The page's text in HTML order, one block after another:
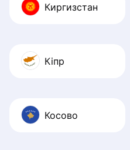
Киргизстан
Кіпр
Косово